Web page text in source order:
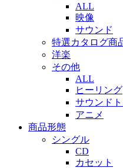
ALL
映像
サウンド
特選カタログ商
洋楽
その他
ALL
ヒーリング
サウンド
アニメ
商品形態
シングル
CD
カセット